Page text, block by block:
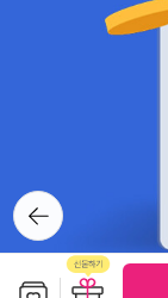
뒤로가
기